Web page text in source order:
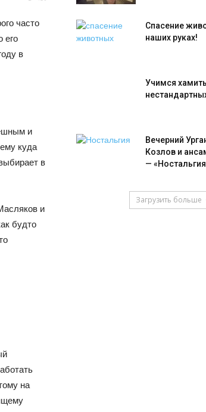
часто
его
в
и
куда
в
и
будто
на
Спасение
наших руках!
Учимся
Вечерний
Козлов и
—
Загрузить больше